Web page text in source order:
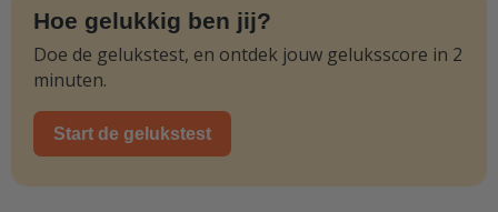
Hoe gelukkig ben jij?
Doe de gelukstest, en ontdek jouw geluksscore in 2
minuten.
Start de gelukstest